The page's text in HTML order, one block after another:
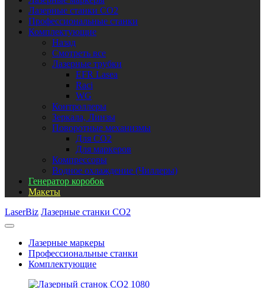
Лазерные станки CO2
Профессиональные станки
Комплектующие
Назад
Смотреть все
Лазерные трубки
EFR Lasea
Raci
WG
Контроллеры
Зеркала, Линзы
Поворотные механизмы
Для CO2
Для маркеров
Компрессоры
Водное охлаждение (Чиллеры)
Генератор коробок
Макеты
LaserBiz Лазерные станки CO2
Лазерные маркеры
Профессиональные станки
Комплектующие